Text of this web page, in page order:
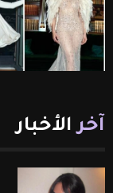
آخر الأخبار